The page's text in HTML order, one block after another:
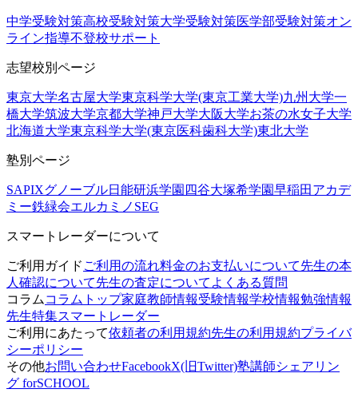
中学受験対策高校受験対策大学受験対策医学部受験対策オン
ライン指導不登校サポート
志望校別ページ
東京大学名古屋大学東京科学大学(東京工業大学)九州大学一
橋大学筑波大学京都大学神戸大学大阪大学お茶の水女子大学
北海道大学東京科学大学(東京医科歯科大学)東北大学
塾別ページ
SAPIXグノーブル日能研浜学園 四谷大塚希学園早稲田アカデ
ミー鉄緑会エルカミノ SEG
スマートレーダーについて
ご利用ガイド ご利用の流れ料金のお支払いについて先生の本
人確認について先生の査定について よくある質問
コラム コラムトップ家庭教師情報受験情報学校情報勉強情報
先生特集スマートレーダー
ご利用にあたって依頼者の利用規約先生の利用規約プライバ
シーポリシー
その他お問い合わせFacebookX(旧Twitter)塾講師シェアリン
グ forSCHOOL